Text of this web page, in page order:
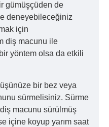
gümüşçüden de
deneyebileceğiniz
için
diş macunu ile
yöntem olsa da etkili
bir bez veya
sürmelisiniz. Sürme
macunu sürülmüş
içine koyup yarım saat